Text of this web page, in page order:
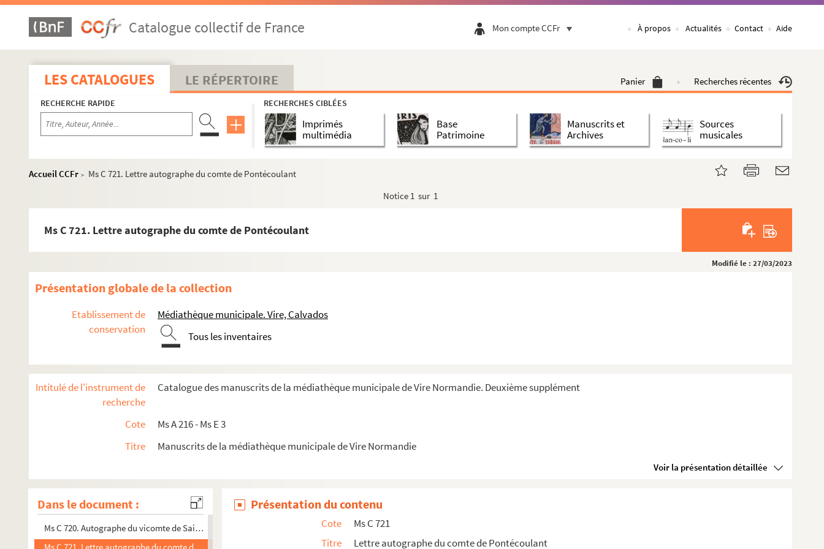
Catalogue collectif de France Mon compte CCFr À propos Actualités Contact Aide
LES CATALOGUES LE RÉPERTOIRE Panier Recherches récentes
RECHERCHE RAPIDE RECHERCHES CIBLÉES
Imprimés
multimédia
Base
Patrimoine
Manuscrits et
Archives
Sources
musicales
Accueil CCFr >
Ms C 721. Lettre autographe du comte de Pontécoulant
Notice 1 sur 1
Ms C 721. Lettre autographe du comte de Pontécoulant
Modifié le : 27/03/2023
Présentation globale de la collection
Etablissement de
conservation
Médiathèque municipale. Vire, Calvados
Tous les inventaires
Intitulé de l'instrument de
recherche
Catalogue des manuscrits de la médiathèque municipale de Vire Normandie. Deuxième supplément
Cote
Ms A 216 - Ms E 3
Titre
Manuscrits de la médiathèque municipale de Vire Normandie
Voir la présentation détaillée
Dans le document :
Ms C 685. Etudes d'anatomie et d'architecture, par Joseph-Joachim Guernier
Ms C 686. Actes ou portions d'actes relatifs à des biens situés à Landelles, mouvants des masures de la Forter...
Ms C 687. Assemblée générale de l'Association mutuelle des ouvriers et ouvrières de l'ancienne draperie de Vir...
Ms C 688. Projet d'annexion à la ville de Vire d'une partie du territoire de Neuville : copies de deux lettres...
Ms C 689. Clameur par haut puissant seigneur messire Jean-Jacques de Renty, chevalier, marquis dudit lieu, bar...
Ms C 690. Télégrammes officiels : discours du Président de la République à Caen (189...), reddition de Bae-Min...
Ms C 691. Extraits des archives du Calvados et de la Manche
Ms C 704. Discours autographe du vicomte Hippolyte de Lorgeril, deputé à l'Assemblée nationale, sur un crédit ...
Ms C 707. Lettre du général Gassendi au général Faultrier relative au casernement des troupes
Ms C 709. Lettres autographes de Félicité de la Mennais, au "Père Astier", libraire au Marais rue Saint Louis,...
Ms C 710. Copie d'une lettre autographiée de la Supérieure et des religieuses de la communauté de la Miséricor...
Ms C 712. Lettres autographes des acteurs Ravel et Dorville
Ms C 713. Lettre du Ministre de l'Instruction publique (signature autographe) Victor Duruy : témoignage pour l...
Ms C 716. Autographe de Charles Combier, député de l'Ardèche à l'Assemblée nationale : lettre relative aux par...
Ms C 718. Autographe de F. Bouisson, membre de l'Assemblée nationale, séance du 12 juillet 1875
Ms C 719. Autographe de Roger de Larcy, déposant une proposition de loi ayant pour objet la déclaration d'util...
Ms C 720. Autographe du vicomte de Saintenac, député de l'Ariège à l'Assemblée nationale, relatif à une demand...
Présentation du contenu
Cote
Ms C 721
Titre
Lettre autographe du comte de Pontécoulant